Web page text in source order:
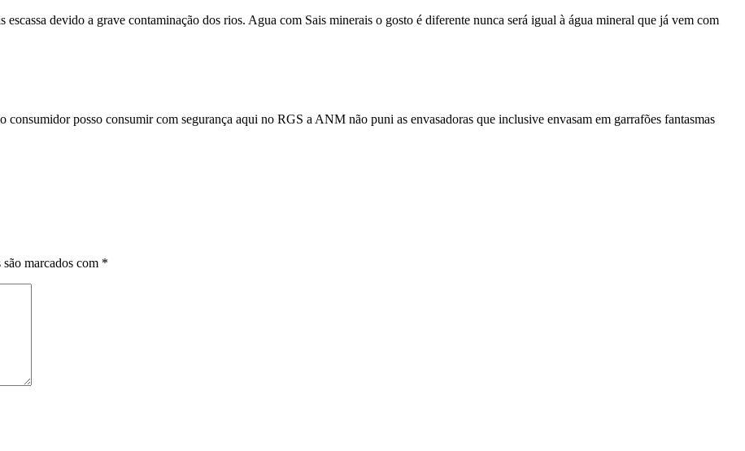
devido a grave contaminação dos rios. Agua com Sais minerais o gosto é diferente nunca será igual à água mineral que já vem com
posso consumir com segurança aqui no RGS a ANM não puni as envasadoras que inclusive envasam em garrafões fantasmas
marcados com *